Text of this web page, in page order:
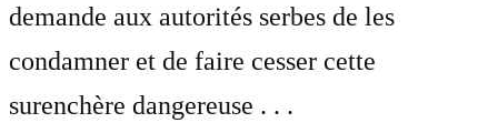
demande aux autorités serbes de les
condamner et de faire cesser cette
surenchère dangereuse . . .